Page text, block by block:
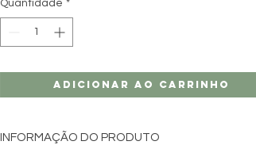
Quantidade *
Adicionar ao carrinho
INFORMAÇÃO DO PRODUTO